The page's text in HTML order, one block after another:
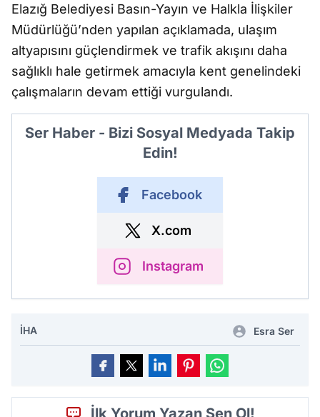
Elazığ Belediyesi Basın-Yayın ve Halkla İlişkiler
Müdürlüğü’nden yapılan açıklamada, ulaşım
altyapısını güçlendirmek ve trafik akışını daha
sağlıklı hale getirmek amacıyla kent genelindeki
çalışmaların devam ettiği vurgulandı.
Ser Haber - Bizi Sosyal Medyada Takip
Edin!
Facebook
X.com
Instagram
İHA Esra Ser
İlk Yorum Yazan Sen Ol!